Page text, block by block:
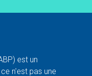
est un
n'est pas une